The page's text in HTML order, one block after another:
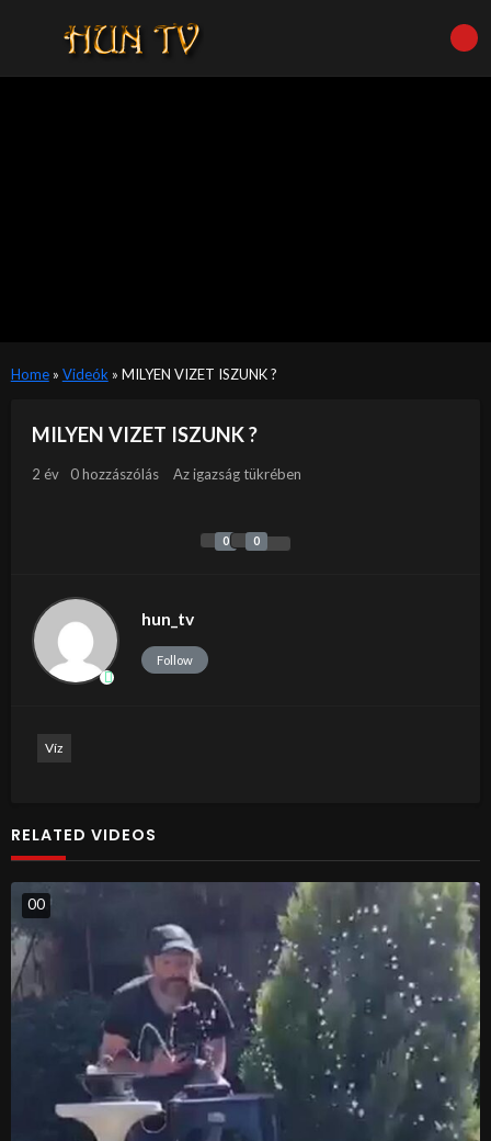
Home» Videók » MILYEN VIZET ISZUNK ?
MILYEN VIZET ISZUNK ?
2 év 0 hozzászólás Az igazság tükrében
0 0
hun_tv
Follow
Víz
RELATED VIDEOS
00